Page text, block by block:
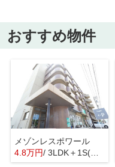
おすすめ物件
メゾンレスポワール
4.8万円/ 3LDK＋1S(納戸)